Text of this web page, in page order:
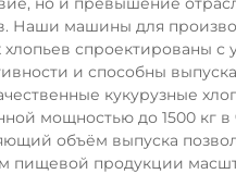
Наши машины для
хлопьев спроектированы с
и способны
кукурузные
мощностью до 1500 кг в
объём выпуска
пищевой продукции